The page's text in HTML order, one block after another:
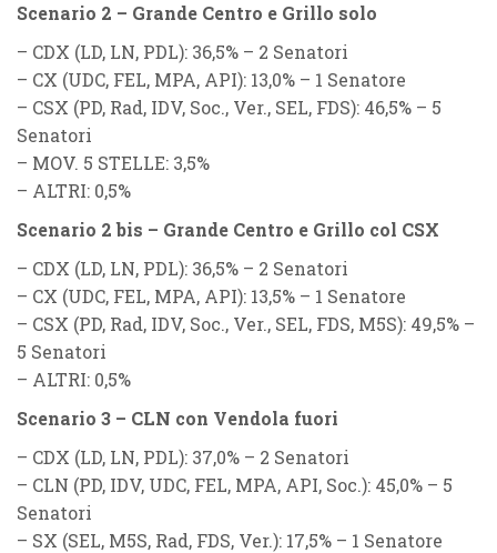
Scenario 2 – Grande Centro e Grillo solo
– CDX (LD, LN, PDL): 36,5% – 2 Senatori
– CX (UDC, FEL, MPA, API): 13,0% – 1 Senatore
– CSX (PD, Rad, IDV, Soc., Ver., SEL, FDS): 46,5% – 5
Senatori
– MOV. 5 STELLE: 3,5%
– ALTRI: 0,5%
Scenario 2 bis – Grande Centro e Grillo col CSX
– CDX (LD, LN, PDL): 36,5% – 2 Senatori
– CX (UDC, FEL, MPA, API): 13,5% – 1 Senatore
– CSX (PD, Rad, IDV, Soc., Ver., SEL, FDS, M5S): 49,5% –
5 Senatori
– ALTRI: 0,5%
Scenario 3 – CLN con Vendola fuori
– CDX (LD, LN, PDL): 37,0% – 2 Senatori
– CLN (PD, IDV, UDC, FEL, MPA, API, Soc.): 45,0% – 5
Senatori
– SX (SEL, M5S, Rad, FDS, Ver.): 17,5% – 1 Senatore